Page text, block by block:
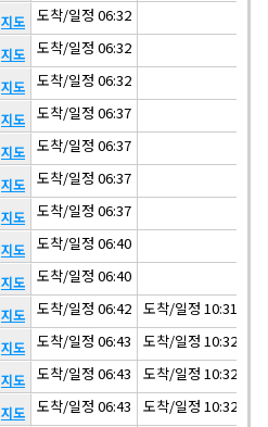
지도 도착/일정 06:32
지도 도착/일정 06:32
지도 도착/일정 06:32
지도 도착/일정 06:37
지도 도착/일정 06:37
지도 도착/일정 06:37
지도 도착/일정 06:37
지도 도착/일정 06:40
지도 도착/일정 06:40
지도 도착/일정 06:42 도착/일정 10:31
지도 도착/일정 06:43 도착/일정 10:32
지도 도착/일정 06:43 도착/일정 10:32
지도 도착/일정 06:43 도착/일정 10:32